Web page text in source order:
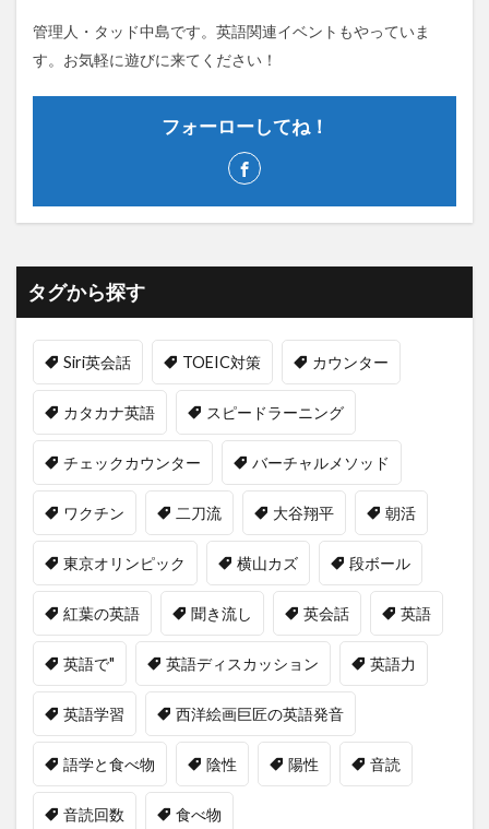
管理人・タッド中島です。英語関連イベントもやっていま
す。お気軽に遊びに来てください！
フォーローしてね！
タグから探す
Siri英会話 TOEIC対策 カウンター
カタカナ英語 スピードラーニング
チェックカウンター バーチャルメソッド
ワクチン 二刀流 大谷翔平 朝活
東京オリンピック 横山カズ 段ボール
紅葉の英語 聞き流し 英会話 英語
英語で" 英語ディスカッション 英語力
英語学習 西洋絵画巨匠の英語発音
語学と食べ物 陰性 陽性 音読
音読回数 食べ物